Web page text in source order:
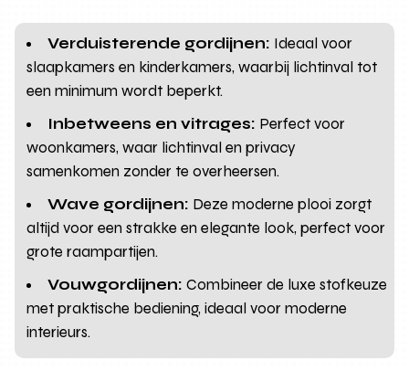
Verduisterende gordijnen: Ideaal voor
slaapkamers en kinderkamers, waarbij lichtinval tot
een minimum wordt beperkt.
Inbetweens en vitrages: Perfect voor
woonkamers, waar lichtinval en privacy
samenkomen zonder te overheersen.
Wave gordijnen: Deze moderne plooi zorgt
altijd voor een strakke en elegante look, perfect voor
grote raampartijen.
Vouwgordijnen: Combineer de luxe stofkeuze
met praktische bediening, ideaal voor moderne
interieurs.